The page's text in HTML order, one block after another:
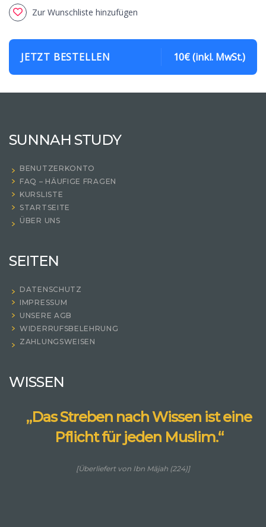
Zur Wunschliste hinzufügen
JETZT BESTELLEN 10€ (inkl. MwSt.)
SUNNAH STUDY
BENUTZERKONTO
FAQ – HÄUFIGE FRAGEN
KURSLISTE
STARTSEITE
ÜBER UNS
SEITEN
DATENSCHUTZ
IMPRESSUM
UNSERE AGB
WIDERRUFSBELEHRUNG
ZAHLUNGSWEISEN
WISSEN
„Das Streben nach Wissen ist eine
Pflicht für jeden Muslim.“
[Überliefert von Ibn Mājah (224)]